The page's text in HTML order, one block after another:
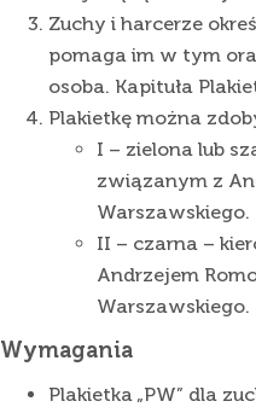
Zuchy i harcerze
pomaga im w tym
osoba. Kapituła
Plakietkę można
I – zielona lub
związanym z
Warszawskiego.
II – czarna –
Andrzejem
Warszawskiego.
Wymagania
Plakietka „PW” dla